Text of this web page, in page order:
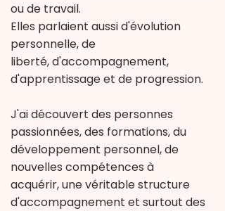
ou de travail.
Elles parlaient aussi d'évolution
personnelle,de
liberté,d'accompagnement,
d'apprentissage et de progression.
J'ai découvert des personnes
passionnées,des formations,du
développement personnel,de
nouvelles compétences à
acquérir,une véritable structure
d'accompagnement et surtout des